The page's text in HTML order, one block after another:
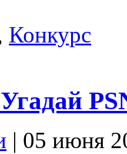
Конкурс
| 05 июня